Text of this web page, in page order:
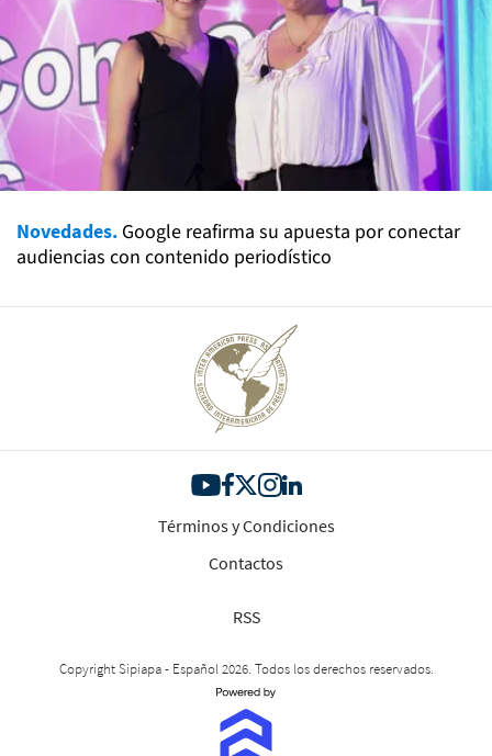
Novedades. Google reafirma su apuesta por conectar
audiencias con contenido periodístico
Términos y Condiciones
Contactos
RSS
Copyright Sipiapa - Español 2026. Todos los derechos reservados.